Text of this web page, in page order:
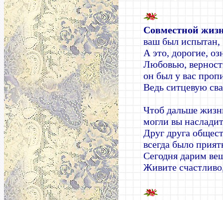
Совместной
ваш был испытан,
А это, дорогие,
Любовью,
он был у вас
Ведь ситцевую
Чтоб дальше
могли вы
Друг друга
всегда было
Сегодня дарим
Живите